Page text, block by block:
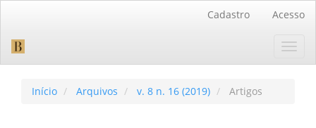
Barra
Cadastro Acesso
Início Arquivos v. 8 n. 16 (2019) Artigos